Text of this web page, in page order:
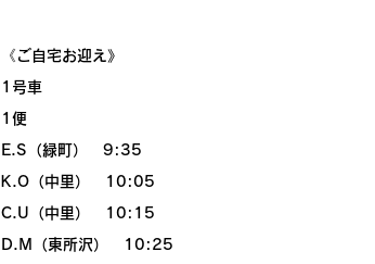
《ご自宅お迎え》
1号車
1便
E.S（緑町）　9:35
K.O（中里）　10:05
C.U（中里）　10:15
D.M（東所沢）　10:25